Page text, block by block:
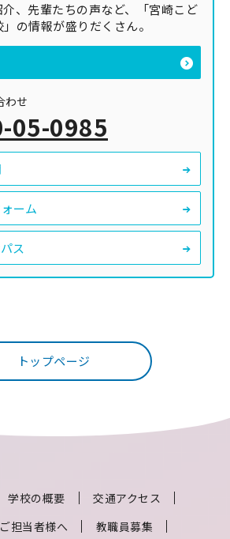
、先輩たちの声など、「宮崎こど
の情報が盛りだくさん。
わせ
05-0985
ーム
ス
トップページ
学校の概要
交通アクセス
担当者様へ
教職員募集